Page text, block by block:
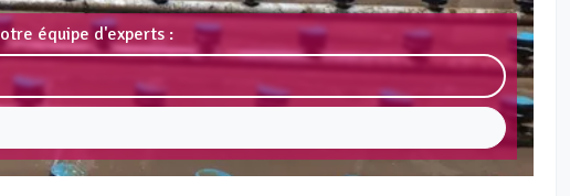
équipe d'experts :